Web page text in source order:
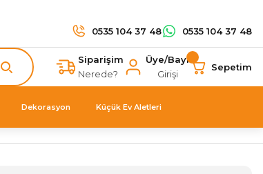
0535 104 37 48 0535 104 37 48
Siparişim
Nerede?
Üye/Bayi
Girişi
Sepetim
Dekorasyon Küçük Ev Aletleri